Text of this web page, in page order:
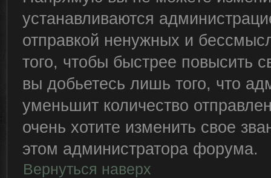
устанавливаются
отправкой ненужных и
того, чтобы быстрее повысить
вы добьетесь лишь того, что
уменьшит количество
очень хотите изменить свое
этом администратора форума.
Вернуться наверх